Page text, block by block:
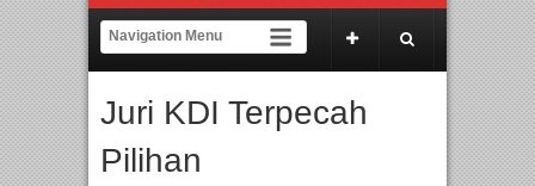
dan Universitas Agung Podomoro Jalin Kerja Sama Pendidikan dan Riset untuk
Juri KDI Terpecah
Pilihan